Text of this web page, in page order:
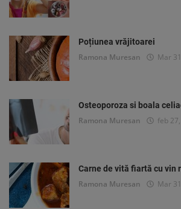
Poțiunea vrăjitoarei
Ramona Muresan Mar
Osteoporoza si boala
Ramona Muresan feb
Carne de vită fiartă cu vin
Ramona Muresan Mar